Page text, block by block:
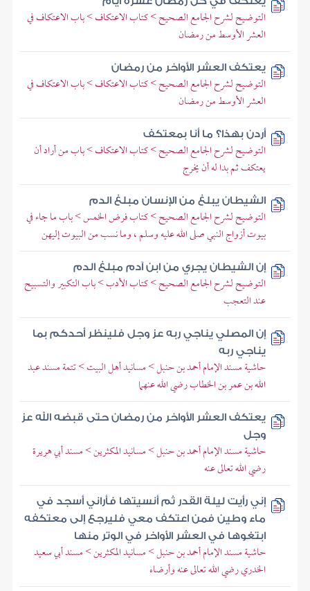
التوضيح لشرح الجامع الصحيح > كتاب الاعتكاف > باب الاعتكاف في
العشر الأوسط من رمضان
يعتكف العشر الأواخر من رمضان
التوضيح لشرح الجامع الصحيح > كتاب الاعتكاف > باب الاعتكاف في
العشر الأوسط من رمضان
أردن بهذا؟ ما أنا بمعتكف
التوضيح لشرح الجامع الصحيح > كتاب الاعتكاف > باب من أراد أن
يعتكف ثم بدا له أن يخرج
الشيطان يبلغ من الإنسان مبلغ الدم
التوضيح لشرح الجامع الصحيح > كتاب فرض الخمس > باب ما جاء في
بيوت أزواج النبي صلى الله عليه وسلم ، وما نسب من البيوت إليهن
إن الشيطان يجري من ابن آدم مبلغ الدم
التوضيح لشرح الجامع الصحيح > كتاب الأدب > باب التكبير والتسبيح
عند التعجب
إن المصلي يناجي ربه عز وجل فلينظر أحدكم بما
يناجي ربه
حاشية مسند الإمام أحمد بن حنبل > مسانيد أهل البيت > تتمة مسند عبد
الله بن عمر بن الخطاب رضي الله عنهما
يعتكف العشر الأواخر من رمضان حتى قبضه الله عز
وجل
حاشية مسند الإمام أحمد بن حنبل > مسانيد المكثرين > مسند أبي هريرة
رضي الله تعالى عنه
إني رأيت ليلة القدر ثم أنسيتها فأراني أسجد في
ماء وطين فمن اعتكف معي فليرجع إلى معتكفه
ابتغوها في العشر الأواخر في الوتر منها
حاشية مسند الإمام أحمد بن حنبل > مسانيد المكثرين > مسند أبي سعيد
الخدري رضي الله تعالى عنه وأرضاه